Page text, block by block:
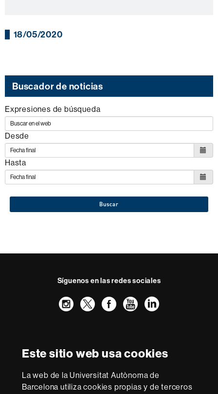
Este sitio web usa cookies
La web de la Universitat Autònoma de
Barcelona utiliza cookies propias y de terceros
18/05/2020
Buscador de noticias
Expresiones de búsqueda
Desde
Hasta
Buscar
Síguenos en las redes sociales
Instagram
TwitterFacebook
Youtube
LinkedIn
Excellence
Research
-
Con la financiación de